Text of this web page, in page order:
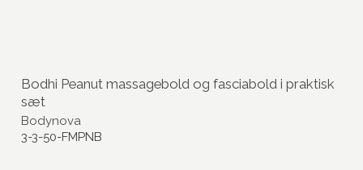
Bodhi Peanut massagebold og fasciabold i praktisk
sæt
Bodynova
3-3-50-FMPNB